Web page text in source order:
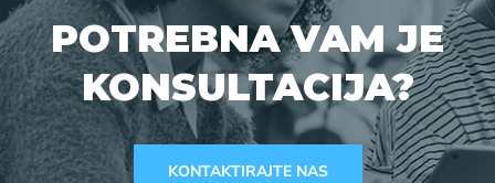
POTREBNA VAM JE
KONSULTACIJA?
KONTAKTIRAJTE NAS